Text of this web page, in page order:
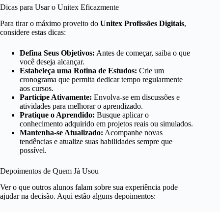
Dicas para Usar o Unitex Eficazmente
Para tirar o máximo proveito do Unitex Profissões Digitais,
considere estas dicas:
Defina Seus Objetivos: Antes de começar, saiba o que
você deseja alcançar.
Estabeleça uma Rotina de Estudos: Crie um
cronograma que permita dedicar tempo regularmente
aos cursos.
Participe Ativamente: Envolva-se em discussões e
atividades para melhorar o aprendizado.
Pratique o Aprendido: Busque aplicar o
conhecimento adquirido em projetos reais ou simulados.
Mantenha-se Atualizado: Acompanhe novas
tendências e atualize suas habilidades sempre que
possível.
Depoimentos de Quem Já Usou
Ver o que outros alunos falam sobre sua experiência pode
ajudar na decisão. Aqui estão alguns depoimentos: